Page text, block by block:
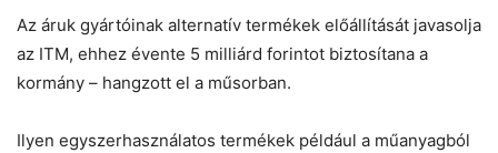
Az áruk gyártóinak alternatív termékek előállítását javasolja
az ITM, ehhez évente 5 milliárd forintot biztosítana a
kormány – hangzott el a műsorban.
Ilyen egyszerhasználatos termékek például a műanyagból